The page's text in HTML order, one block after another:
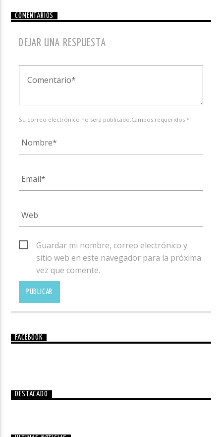
COMENTARIOS
DEJAR UNA RESPUESTA
Su correo electrónico no será publicado.Campos requeridos *
Guardar mi nombre, correo electrónico y
sitio web en este navegador para la próxima
vez que comente.
FACEBOOK
DESTACADO